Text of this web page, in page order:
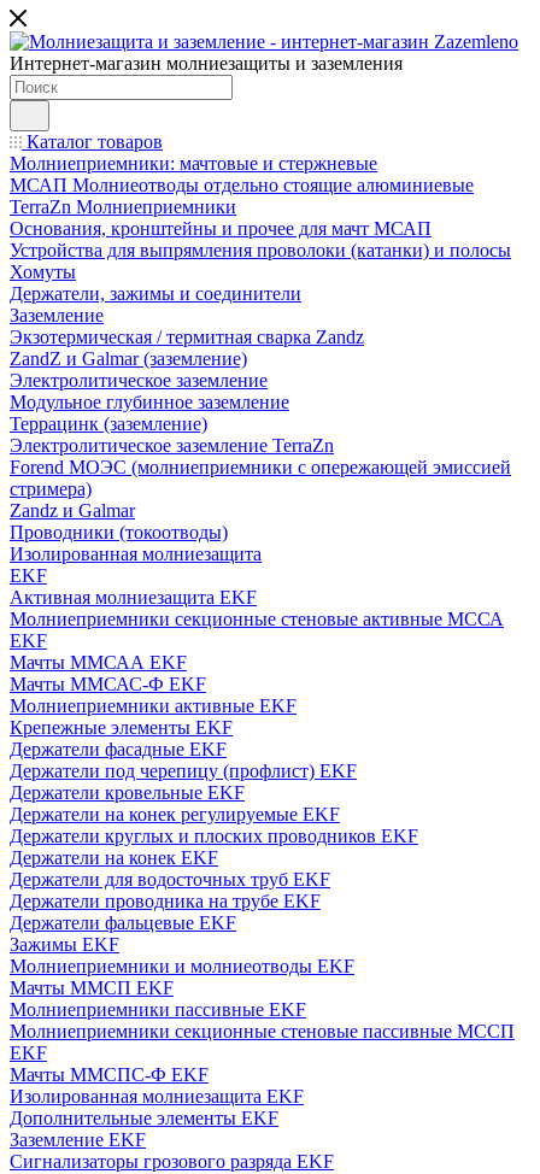
Интернет-магазин молниезащиты и заземления
Каталог товаров
Молниеприемники: мачтовые и стержневые
МСАП Молниеотводы отдельно стоящие алюминиевые
TerraZn Молниеприемники
Основания, кронштейны и прочее для мачт МСАП
Устройства для выпрямления проволоки (катанки) и полосы
Хомуты
Держатели, зажимы и соединители
Заземление
Экзотермическая / термитная сварка Zandz
ZandZ и Galmar (заземление)
Электролитическое заземление
Модульное глубинное заземление
Террацинк (заземление)
Электролитическое заземление TerraZn
Forend МОЭС (молниеприемники с опережающей эмиссией
стримера)
Zandz и Galmar
Проводники (токоотводы)
Изолированная молниезащита
EKF
Активная молниезащита EKF
Молниеприемники секционные стеновые активные МССА
EKF
Мачты ММСАА EKF
Мачты ММСАС-Ф EKF
Молниеприемники активные EKF
Крепежные элементы EKF
Держатели фасадные EKF
Держатели под черепицу (профлист) EKF
Держатели кровельные EKF
Держатели на конек регулируемые EKF
Держатели круглых и плоских проводников EKF
Держатели на конек EKF
Держатели для водосточных труб EKF
Держатели проводника на трубе EKF
Держатели фальцевые EKF
Зажимы EKF
Молниеприемники и молниеотводы EKF
Мачты ММСП EKF
Молниеприемники пассивные EKF
Молниеприемники секционные стеновые пассивные МССП
EKF
Мачты ММСПС-Ф EKF
Изолированная молниезащита EKF
Дополнительные элементы EKF
Заземление EKF
Сигнализаторы грозового разряда EKF